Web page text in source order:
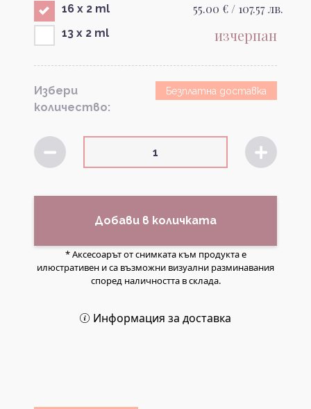
16 x 2 ml 55.00 € / 107.57 лв.
13 x 2 ml изчерпан
Избери
количество:
Безплатна доставка
Добави в количката
* Аксесоарът от снимката към продукта е
илюстративен и са възможни визуални разминавания
според наличността в склада.
Информация за доставка